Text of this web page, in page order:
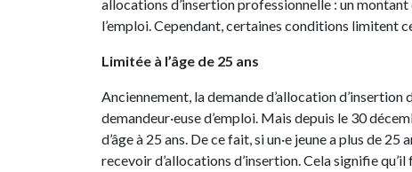
allocations d’insertion professionnelle : un
l’emploi. Cependant, certaines conditions limitent
Limitée à l’âge de 25 ans
Anciennement, la demande d’allocation
demandeur·euse d’emploi. Mais depuis le 30
d’âge à 25 ans. De ce fait, si un·e jeune a plus de
recevoir d’allocations d’insertion. Cela signifie